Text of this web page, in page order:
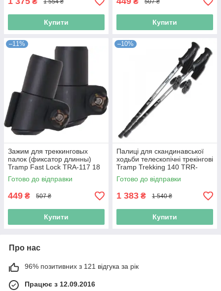
1 554 ₴
Купити
507 ₴
Купити
–11%
Зажим для треккинговых
палок (фиксатор длинны)
Tramp Fast Lock TRA-117 18
мм, пара (N113172)
Готово до відправки
449 ₴ 507 ₴
Купити
–10%
Палиці для скандинавської
ходьби телескопічні трекінгові
Tramp Trekking 140 TRR-
003.00 (N002247)
Готово до відправки
1 383 ₴ 1 540 ₴
Купити
Про нас
96% позитивних з 121 відгука за рік
Працює з 12.09.2016